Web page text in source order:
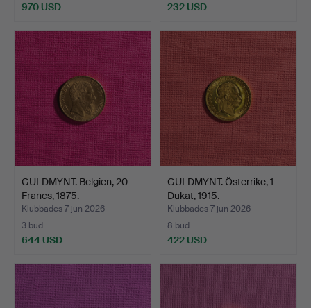
970 USD 232 USD
GULDMYNT. Belgien, 20
Francs, 1875.
Klubbades 7 jun 2026
3 bud
644 USD
GULDMYNT. Österrike, 1
Dukat, 1915.
Klubbades 7 jun 2026
8 bud
422 USD